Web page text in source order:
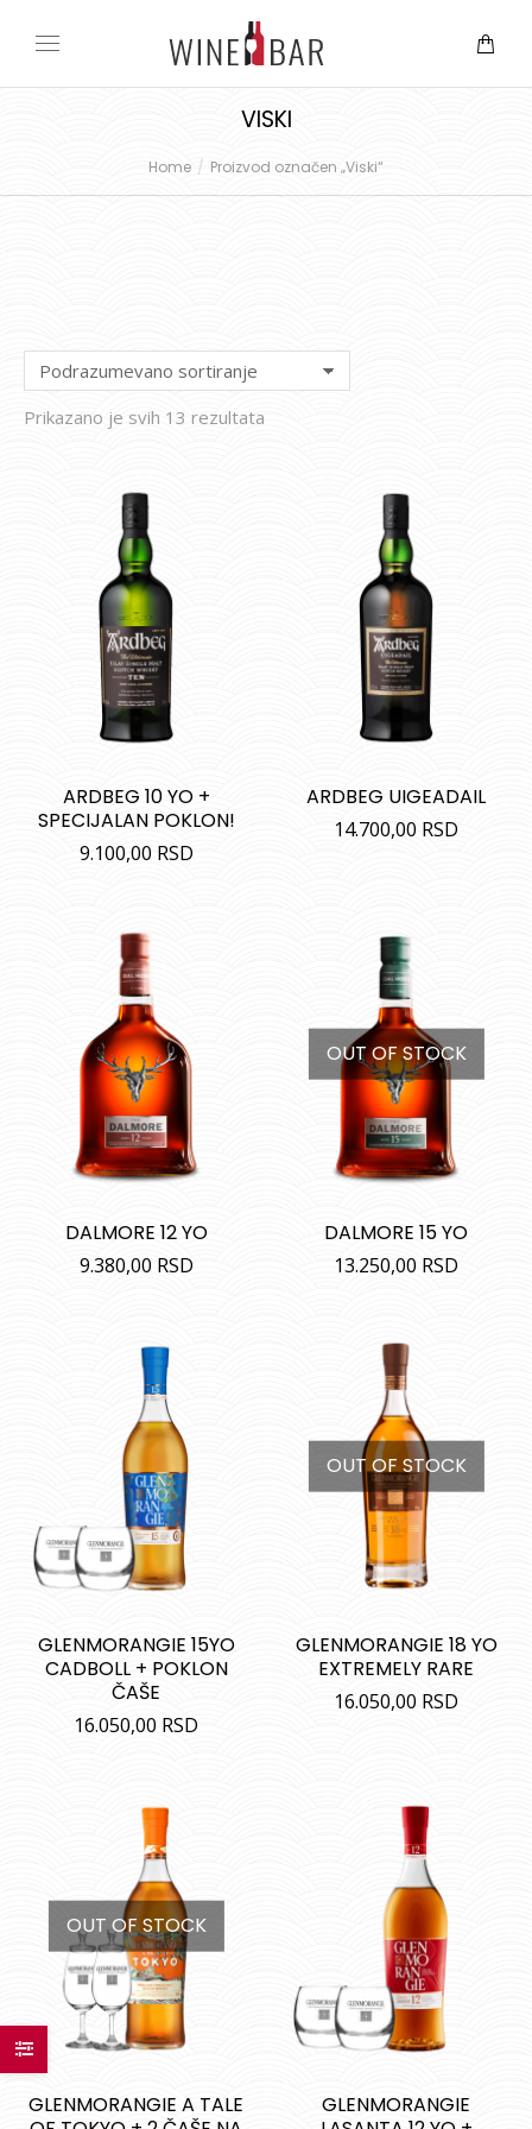
VISKI
Home Proizvod označen „Viski“
Prikazano je svih 13 rezultata
ARDBEG 10 YO +
SPECIJALAN POKLON!
9.100,00 RSD
ARDBEG UIGEADAIL
14.700,00 RSD
DALMORE 12 YO
9.380,00 RSD
OUT OF STOCK
DALMORE 15 YO
13.250,00 RSD
GLENMORANGIE 15YO
CADBOLL + POKLON
ČAŠE
16.050,00 RSD
OUT OF STOCK
GLENMORANGIE 18 YO
EXTREMELY RARE
16.050,00 RSD
OUT OF STOCK
GLENMORANGIE A TALE
GLENMORANGIE